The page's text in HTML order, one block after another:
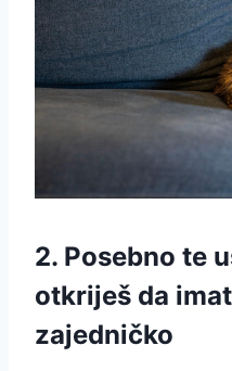
2. Posebno te
otkriješ da
zajedničko